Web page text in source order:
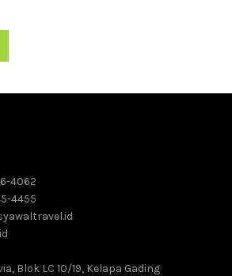
4062
4455
Blok LC 10/19, Kelapa Gading